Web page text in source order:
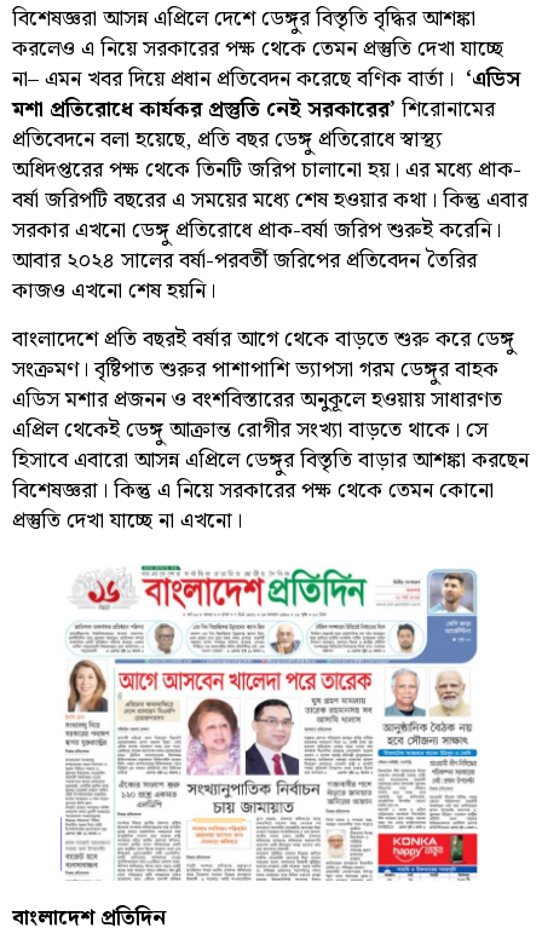
বিশেষজ্ঞরা আসন্ন এপ্রিলে দেশে ডেঙ্গুর বিস্তৃতি বৃদ্ধির আশঙ্কা
করলেও এ নিয়ে সরকারের পক্ষ থেকে তেমন প্রস্তুতি দেখা যাচ্ছে
না– এমন খবর দিয়ে প্রধান প্রতিবেদন করেছে বণিক বার্তা। ‘এডিস
মশা প্রতিরোধে কার্যকর প্রস্তুতি নেই সরকারের’ শিরোনামের
প্রতিবেদনে বলা হয়েছে, প্রতি বছর ডেঙ্গু প্রতিরোধে স্বাস্থ্য
অধিদপ্তরের পক্ষ থেকে তিনটি জরিপ চালানো হয়। এর মধ্যে প্রাক-
বর্ষা জরিপটি বছরের এ সময়ের মধ্যে শেষ হওয়ার কথা। কিন্তু এবার
সরকার এখনো ডেঙ্গু প্রতিরোধে প্রাক-বর্ষা জরিপ শুরুই করেনি।
আবার ২০২৪ সালের বর্ষা-পরবর্তী জরিপের প্রতিবেদন তৈরির
কাজও এখনো শেষ হয়নি।
বাংলাদেশে প্রতি বছরই বর্ষার আগে থেকে বাড়তে শুরু করে ডেঙ্গু
সংক্রমণ। বৃষ্টিপাত শুরুর পাশাপাশি ভ্যাপসা গরম ডেঙ্গুর বাহক
এডিস মশার প্রজনন ও বংশবিস্তারের অনুকূলে হওয়ায় সাধারণত
এপ্রিল থেকেই ডেঙ্গু আক্রান্ত রোগীর সংখ্যা বাড়তে থাকে। সে
হিসাবে এবারো আসন্ন এপ্রিলে ডেঙ্গুর বিস্তৃতি বাড়ার আশঙ্কা করছেন
বিশেষজ্ঞরা। কিন্তু এ নিয়ে সরকারের পক্ষ থেকে তেমন কোনো
প্রস্তুতি দেখা যাচ্ছে না এখনো।
বাংলাদেশ প্রতিদিন